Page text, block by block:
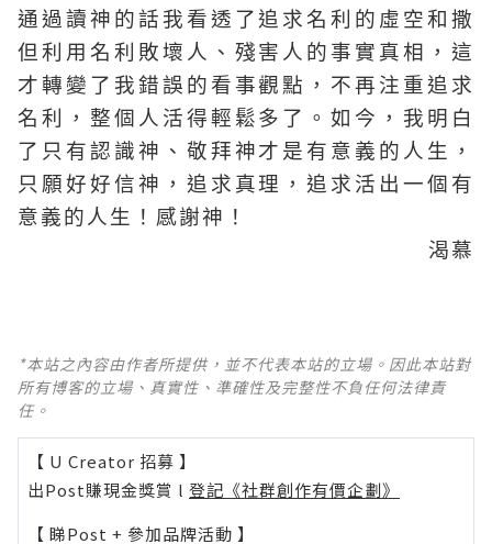
通過讀神的話我看透了追求名利的虛空和撒
但利用名利敗壞人、殘害人的事實真相，這
才轉變了我錯誤的看事觀點，不再注重追求
名利，整個人活得輕鬆多了。如今，我明白
了只有認識神、敬拜神才是有意義的人生，
只願好好信神，追求真理，追求活出一個有
意義的人生！感謝神！
渴慕
*本站之內容由作者所提供，並不代表本站的立場。因此本站對
所有博客的立場、真實性、準確性及完整性不負任何法律責
任。
【 U Creator 招募 】
出Post賺現金獎賞 l 登記《社群創作有價企劃》
【 睇Post + 參加品牌活動 】